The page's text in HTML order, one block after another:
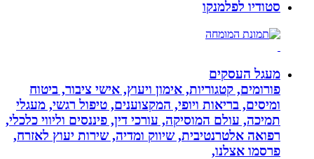
סטודיו לפלמנקו
מעגל העסקים
פורומים, קטגוריות, אימון ויעוץ, אישי ציבור, ביטוח
ומיסים, בריאות ויופי, המקצוענים, טיפול רגשי, מעגלי
תמיכה, עולם המוסיקה, עורכי דין, פיננסים וליווי כלכלי,
רפואה אלטרנטיבית, שיווק ומדיה, שירות יעוץ לאזרח,
פרסמו אצלנו,